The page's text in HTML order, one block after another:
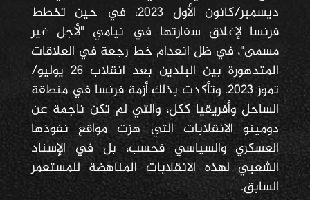
ديسمبر/كانون الأول 2023، في حين تخطط
فرنسا لإغلاق سفارتها في نيامي "لأجل غير
مسمى"، في ظل انعدام خط رجعة في العلاقات
المتدهورة بين البلدين بعد انقلاب 26 يوليو/
تموز 2023. وتأكدت بذلك أزمة فرنسا في منطقة
الساحل وأفريقيا ككل، والتي لم تكن ناجمة عن
دومينو الانقلابات التي هزت مواقع نفوذها
العسكري والسياسي فحسب، بل في الإسناد
الشعبي لهذه الانقلابات المناهضة للمستعمر
السابق.